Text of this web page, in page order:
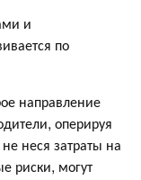
и
по
направление
оперируя
неся затраты на
риски, могут